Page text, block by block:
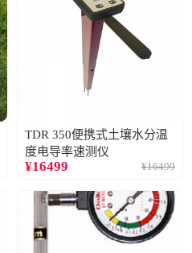
TDR 350便携式土壤水分温
度电导率速测仪
¥16499 ¥16499